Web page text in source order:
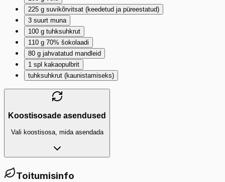
225 g suvikõrvitsat (keedetud ja püreestatud)
3 suurt muna
100 g tuhksuhkrut
110 g 70% šokolaadi
80 g jahvatatud mandleid
1 spl kakaopulbrit
tuhksuhkrut (kaunistamiseks)
Koostisosade asendused
Vali koostisosa, mida asendada
Toitumisinfo